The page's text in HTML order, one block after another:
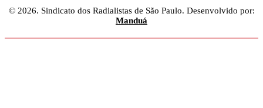
© 2026. Sindicato dos Radialistas de São Paulo. Desenvolvido por:
Manduá